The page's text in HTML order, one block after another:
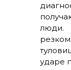
люди.
ударе